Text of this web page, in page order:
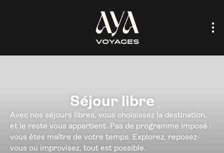
Séjour libre
Avec nos séjours libres, vous choisissez la destination,
et le reste vous appartient. Pas de programme imposé :
vous êtes maître de votre temps. Explorez, reposez-
vous ou improvisez, tout est possible.